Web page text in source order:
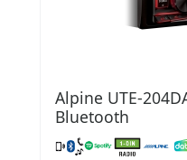
Alpine UTE-
Bluetooth